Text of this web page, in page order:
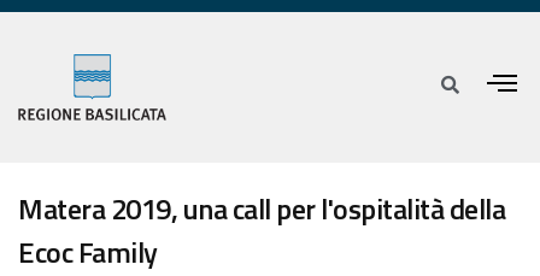
Matera 2019, una call per l'ospitalità della
Ecoc Family